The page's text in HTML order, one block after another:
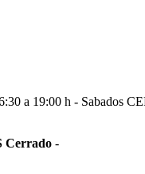
a 19:00 h - Sabados
Cerrado -